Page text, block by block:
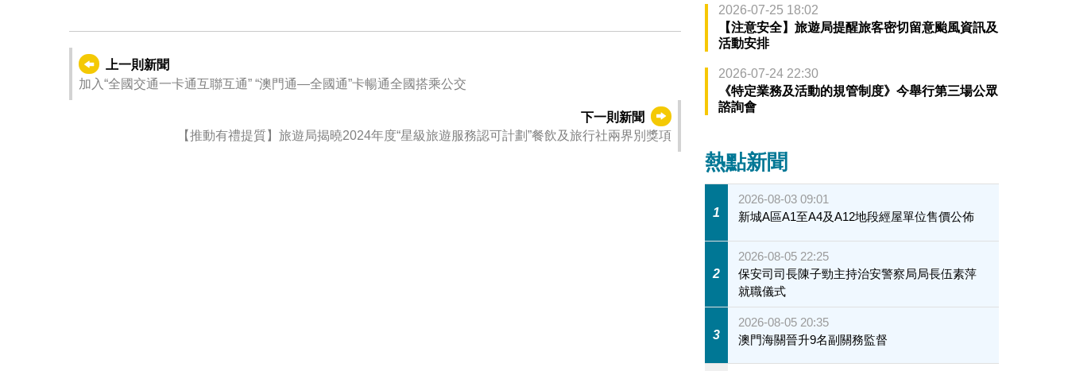
上一則新聞
加入“全國交通一卡通互聯互通” “澳門通—全國通”卡暢通全國搭乘公交
下一則新聞
【推動有禮提質】旅遊局揭曉2024年度“星級旅遊服務認可計劃”餐飲及旅行社兩界別獎項
2026-07-25 18:02
【注意安全】旅遊局提醒旅客密切留意颱風資訊及
活動安排
2026-07-24 22:30
《特定業務及活動的規管制度》今舉行第三場公眾
諮詢會
熱點新聞
1
2026-08-03 09:01
新城A區A1至A4及A12地段經屋單位售價公佈
2
2026-08-05 22:25
保安司司長陳子勁主持治安警察局局長伍素萍
就職儀式
3
2026-08-05 20:35
澳門海關晉升9名副關務監督